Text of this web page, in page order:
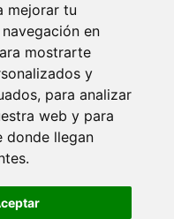
mejorar tu
en
mostrarte
y
para analizar
web y para
donde llegan